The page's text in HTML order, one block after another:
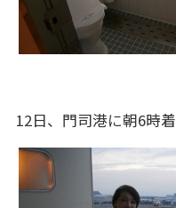
12日、門司港に朝6時着